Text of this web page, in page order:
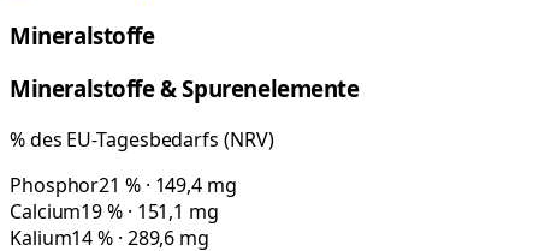
Mineralstoffe
Mineralstoffe & Spurenelemente
% des EU-Tagesbedarfs (NRV)
Phosphor21 % · 149,4 mg
Calcium19 % · 151,1 mg
Kalium14 % · 289,6 mg